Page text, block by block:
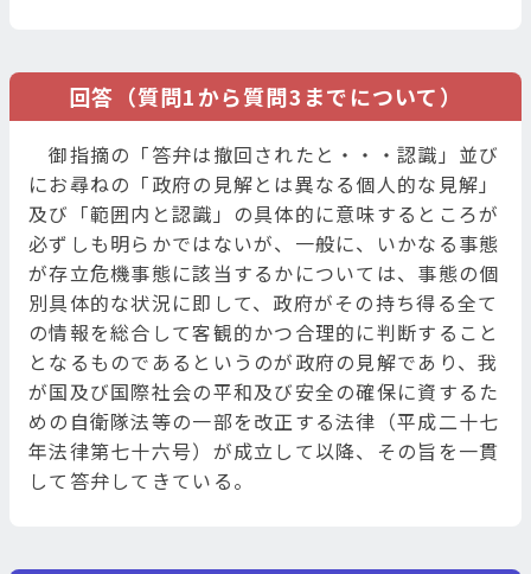
回答（質問1から質問3までについて）
御指摘の「答弁は撤回されたと・・・認識」並び
にお尋ねの「政府の見解とは異なる個人的な見解」
及び「範囲内と認識」の具体的に意味するところが
必ずしも明らかではないが、一般に、いかなる事態
が存立危機事態に該当するかについては、事態の個
別具体的な状況に即して、政府がその持ち得る全て
の情報を総合して客観的かつ合理的に判断すること
となるものであるというのが政府の見解であり、我
が国及び国際社会の平和及び安全の確保に資するた
めの自衛隊法等の一部を改正する法律（平成二十七
年法律第七十六号）が成立して以降、その旨を一貫
して答弁してきている。